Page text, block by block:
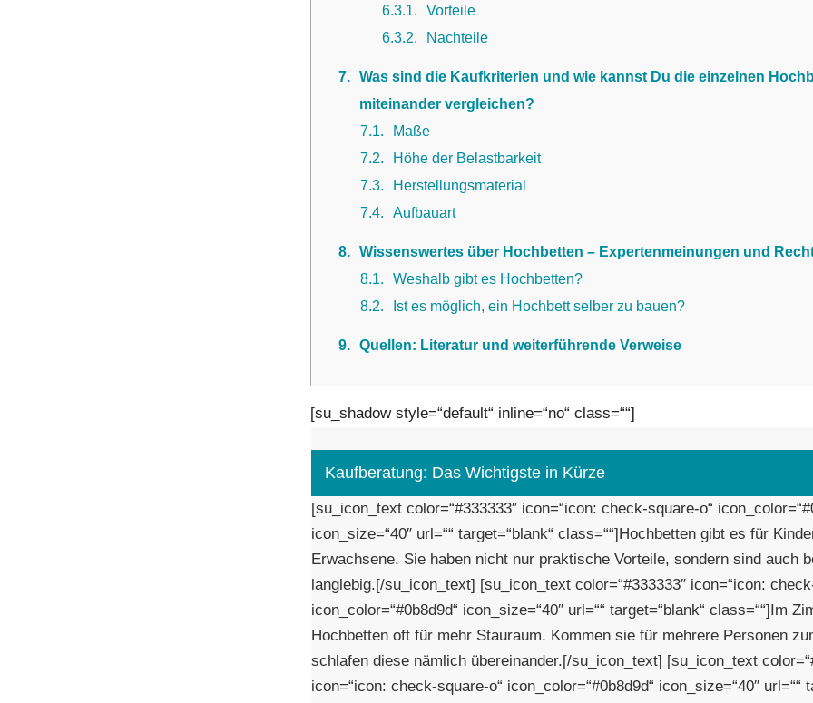
6.3.1
Vorteile
6.3.2
Nachteile
7
Was sind die Kaufkriterien und wie kannst Du die einzelnen
miteinander vergleichen?
7.1
Maße
7.2
Höhe der Belastbarkeit
7.3
Herstellungsmaterial
7.4
Aufbauart
8
Wissenswertes über Hochbetten – Expertenmeinungen und
8.1
Weshalb gibt es Hochbetten?
8.2
Ist es möglich, ein Hochbett selber zu bauen?
9 Quellen: Literatur und weiterführende Verweise
[su_shadow style=“default“ inline=“no“ class=““]
Kaufberatung: Das Wichtigste in Kürze
[su_icon_text color=“#333333″ icon=“icon: check-square-o“
icon_size=“40″ url=““ target=“blank“ class=““]Hochbetten gibt es für
Erwachsene. Sie haben nicht nur praktische Vorteile, sondern sind auch
langlebig.[/su_icon_text] [su_icon_text color=“#333333″ icon=“icon:
icon_color=“#0b8d9d“ icon_size=“40″ url=““ target=“blank“ class=““]Im
Hochbetten oft für mehr Stauraum. Kommen sie für mehrere Personen
schlafen diese nämlich übereinander.[/su_icon_text] [su_icon_text
icon=“icon: check-square-o“ icon_color=“#0b8d9d“ icon_size=“40″ url=““